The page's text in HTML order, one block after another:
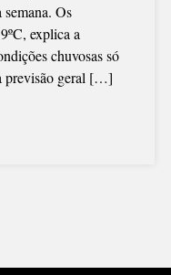
Os
explica a
chuvosas só
previsão geral […]